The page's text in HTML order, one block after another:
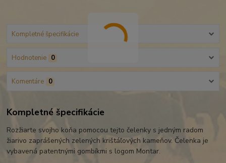
Kompletné špecifikácie
Hodnotenie 0
Komentáre 0
Kompletné špecifikácie
Rozžiarte svojho koňa pomocou tejto čelenky s jedným radom
žiarivo zaprášených zelených krištáľových kameňov. Čelenka je
vybavená patentnými gombíkmi s logom Montar.